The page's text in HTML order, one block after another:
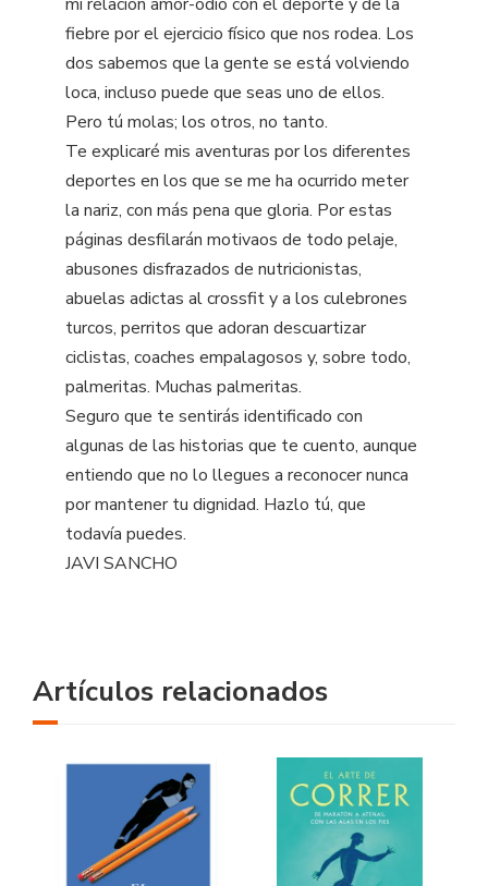
fiebre por el ejercicio físico que nos rodea. Los
dos sabemos que la gente se está volviendo
loca, incluso puede que seas uno de ellos.
Pero tú molas; los otros, no tanto.
Te explicaré mis aventuras por los diferentes
deportes en los que se me ha ocurrido meter
la nariz, con más pena que gloria. Por estas
páginas desfilarán motivaos de todo pelaje,
abusones disfrazados de nutricionistas,
abuelas adictas al crossfit y a los culebrones
turcos, perritos que adoran descuartizar
ciclistas, coaches empalagosos y, sobre todo,
palmeritas. Muchas palmeritas.
Seguro que te sentirás identificado con
algunas de las historias que te cuento, aunque
entiendo que no lo llegues a reconocer nunca
por mantener tu dignidad. Hazlo tú, que
todavía puedes.
JAVI SANCHO
Artículos relacionados